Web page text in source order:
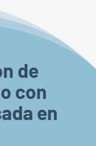
de
con
en